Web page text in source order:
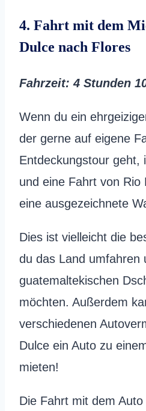
4. Fahrt mit dem
Dulce nach Flores
Fahrzeit: 4 Stunden
Wenn du ein
der gerne auf eigene
Entdeckungstour geht,
und eine Fahrt von Rio
eine ausgezeichnete
Dies ist vielleicht die
du das Land umfahren
guatemaltekischen
möchten. Außerdem
verschiedenen
Dulce ein Auto zu
mieten!
Die Fahrt mit dem